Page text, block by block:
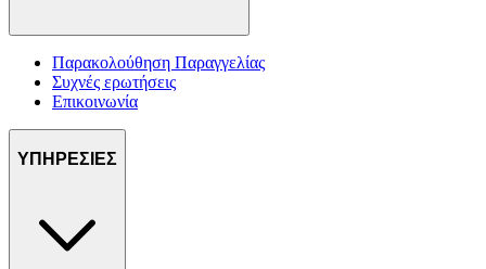
Παρακολούθηση Παραγγελίας
Συχνές ερωτήσεις
Επικοινωνία
ΥΠΗΡΕΣΙΕΣ